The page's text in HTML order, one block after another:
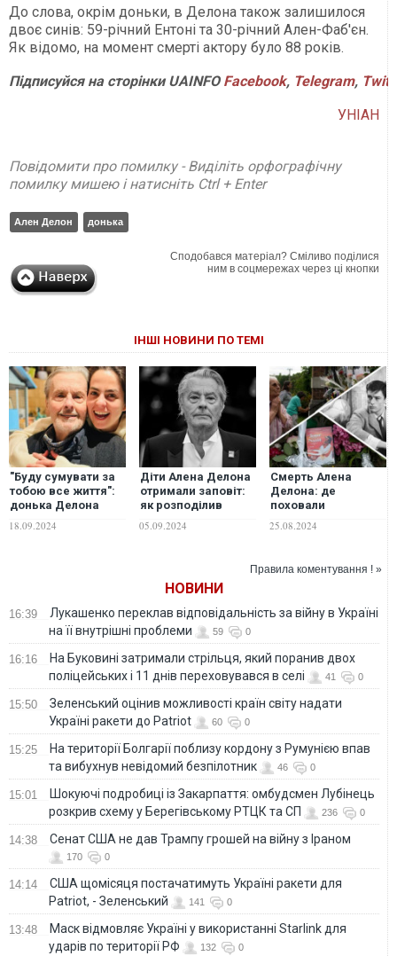
До слова, окрім доньки, в Делона також залишилося
двоє синів: 59-річний Ентоні та 30-річний Ален-Фаб'єн.
Як відомо, на момент смерті актору було 88 років.
ПідписуйсянасторінкиUAINFO Facebook, Telegram,
УНІАН
Повідомити про помилку - Виділіть орфографічну
помилку мишею і натисніть Ctrl + Enter
Ален Делон донька
Сподобався матеріал? Сміливо поділися
ним в соцмережах через ці кнопки
ІНШІ НОВИНИ ПО ТЕМІ
"Буду сумувати за
тобою все життя":
донька Делона
висловилася про
життя без батька
18.09.2024
Діти Алена Делона
отримали заповіт:
як розподілив
спадок актор
05.09.2024
Смерть Алена
Делона: де
поховали
знаменитого
актора
25.08.2024
Правила коментування ! »
НОВИНИ
16:39
Лукашенко переклав відповідальність за війну в Україні
на її внутрішні проблеми
59 0
16:16
На Буковині затримали стрільця, який поранив двох
поліцейських і 11 днів переховувався в селі
41 0
15:50
Зеленський оцінив можливості країн світу надати
Україні ракети до Patriot
60 0
15:25
На території Болгарії поблизу кордону з Румунією впав
та вибухнув невідомий безпілотник
46 0
15:01
Шокуючі подробиці із Закарпаття: омбудсмен Лубінець
розкрив схему у Берегівському РТЦК та СП
236 0
14:38 Сенат США не дав Трампу грошей на війну з Іраном
170 0
14:14
США щомісяця постачатимуть Україні ракети для
Patriot, - Зеленський
141 0
13:48
Маск відмовляє Україні у використанні Starlink для
ударів по території РФ
132 0